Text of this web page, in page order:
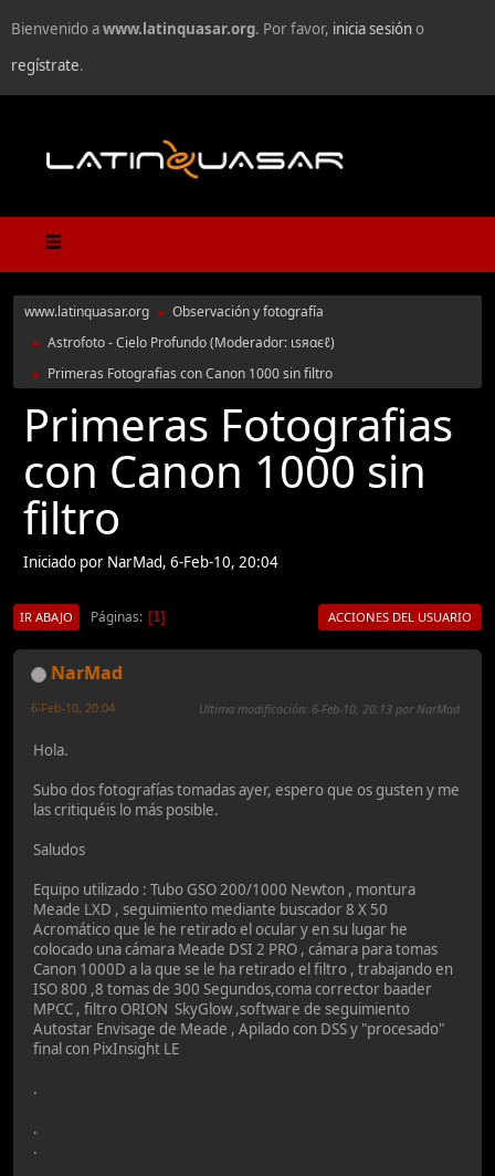
Bienvenido awww.latinquasar.org. Por favor, inicia sesióno
regístrate.
www.latinquasar.org ► Observación y fotografía
► Astrofoto - Cielo Profundo(Moderador: ιѕяαєℓ)
► Primeras Fotografias con Canon 1000 sin filtro
Primeras Fotografias
con Canon 1000 sin
filtro
Iniciado por NarMad, 6-Feb-10, 20:04
IR ABAJO Páginas 1 ACCIONES DEL USUARIO
NarMad
6-Feb-10, 20:04 Ultima modificación: 6-Feb-10, 20:13 por NarMad
Hola.
Subo dos fotografías tomadas ayer, espero que os gusten y me
las critiquéis lo más posible.
Saludos
Equipo utilizado : Tubo GSO 200/1000 Newton , montura
Meade LXD , seguimiento mediante buscador 8 X 50
Acromático que le he retirado el ocular y en su lugar he
colocado una cámara Meade DSI 2 PRO , cámara para tomas
Canon 1000D a la que se le ha retirado el filtro , trabajando en
ISO 800 ,8 tomas de 300 Segundos,coma corrector baader
MPCC , filtro ORION SkyGlow ,software de seguimiento
Autostar Envisage de Meade , Apilado con DSS y "procesado"
final con PixInsight LE
.
.
.